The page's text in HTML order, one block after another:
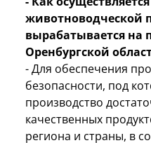
животноводческой
вырабатывается на
Оренбургской
- Для обеспечения
безопасности, под
производство
качественных
региона и страны, в